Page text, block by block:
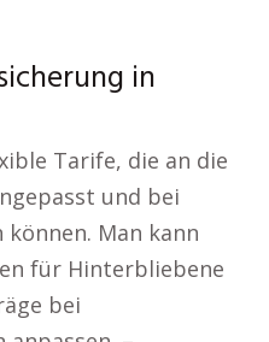
in
Tarife, die an die
und bei
Man kann
für Hinterbliebene
bei